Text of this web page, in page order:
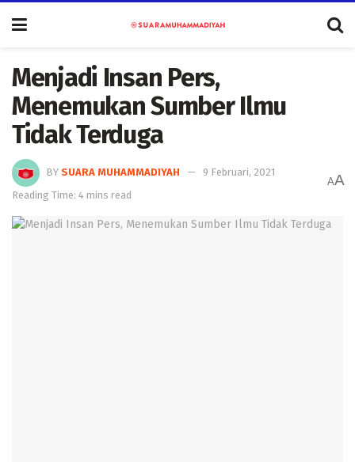
Menjadi Insan Pers,
Menemukan Sumber Ilmu
Tidak Terduga
BY SUARA MUHAMMADIYAH
9 Februari, 2021
Reading Time: 4 mins read
AA